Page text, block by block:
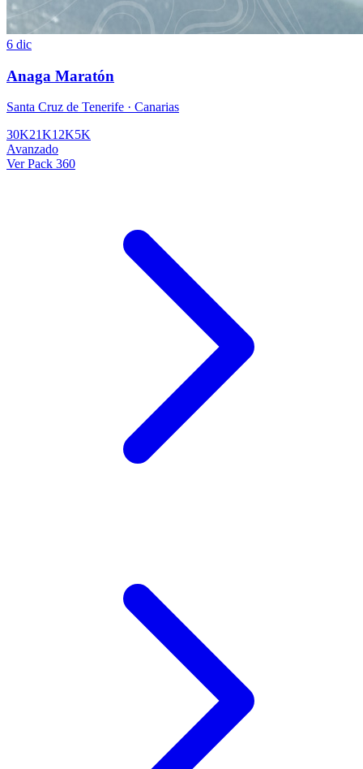
6 dic
Anaga Maratón
Santa Cruz de Tenerife · Canarias
30K21K12K5K
Avanzado
Ver Pack 360